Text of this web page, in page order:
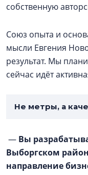
собственную
Союз опыта и
мысли Евгения
результат. Мы
сейчас идёт
Не метры, а
— Вы
Выборгском
направление